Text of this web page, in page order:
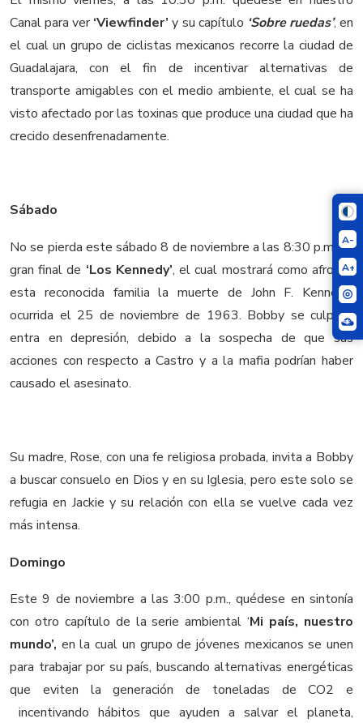
A-
A+
Canal para ver‘Viewfinder’ y su capítulo ‘Sobre ruedas’, en
el cual un grupo de ciclistas mexicanos recorre la ciudad de
Guadalajara, con el fin de incentivar alternativas de
transporte amigables con el medio ambiente, el cual se ha
visto afectado por las toxinas que produce una ciudad que ha
crecido desenfrenadamente.
Sábado
No se pierda este sábado 8 de noviembre a las 8:30 p.m., el
gran final de ‘Los Kennedy’, el cual mostrará como afrontó
esta reconocida familia la muerte de John F. Kennedy,
ocurrida el 25 de noviembre de 1963. Bobby se culpa y
entra en depresión, debido a la sospecha de que sus
acciones con respecto a Castro y a la mafia podrían haber
causado el asesinato.
Su madre, Rose, con una fe religiosa probada, invita a Bobby
a buscar consuelo en Dios y en su Iglesia, pero este solo se
refugia en Jackie y su relación con ella se vuelve cada vez
más intensa.
Domingo
Este 9 de noviembre a las 3:00 p.m., quédese en sintonía
con otro capítulo de la serie ambiental ‘Mi país, nuestro
mundo’, en la cual un grupo de jóvenes mexicanos se unen
para trabajar por su país, buscando alternativas energéticas
que eviten la generación de toneladas de CO2 e
incentivando hábitos que ayuden a salvar el planeta,